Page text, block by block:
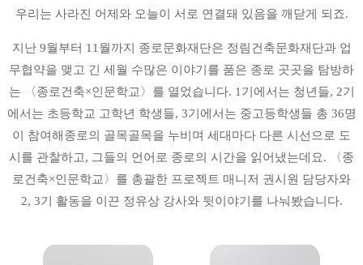
우리는 사라진 어제와 오늘이 서로 연결돼 있음을 깨닫게 되죠.
지난 9월부터 11월까지 종로문화재단은 정림건축문화재단과 업
무협약을 맺고 긴 세월 수많은 이야기를 품은 종로 곳곳을 탐방하
는 〈종로건축×인문학교〉를 열었습니다. 1기에서는 청년들, 2기
에서는 초등학교 고학년 학생들, 3기에서는 중고등학생들 총 36명
이 참여해종로의 골목골목을 누비며 세대마다 다른 시선으로 도
시를 관찰하고, 그들의 언어로 종로의 시간을 읽어냈는데요. 〈종
로건축×인문학교〉를 총괄한 프로젝트 매니저 권시원 담당자와
2, 3기 활동을 이끈 정유상 강사와 뒷이야기를 나눠봤습니다.